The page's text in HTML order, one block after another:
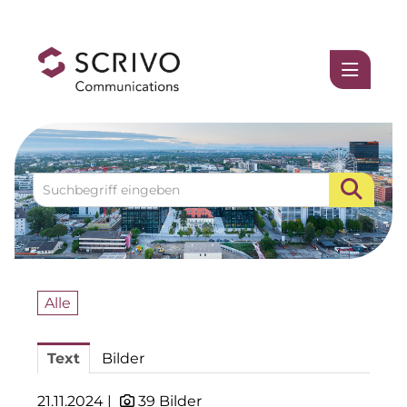
Medienmitteilungen
1337UGC
ACCUMULATA
Accumulata Operations (AOP)
AIM
BHB Unternehmensgruppe
City 1 Group
Clean Intralogistics Net (CIN)
Alle
Text Bilder
21.11.2024 | 39 Bilder